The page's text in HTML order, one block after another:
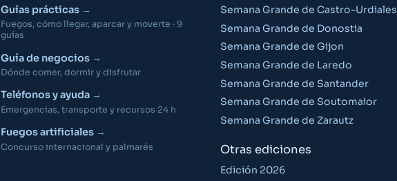
Guías prácticas
Fuegos, cómo llegar, aparcar y moverte · 9
guías
Guía de negocios
Dónde comer, dormir y disfrutar
Teléfonos y ayuda
Emergencias, transporte y recursos 24 h
Fuegos artificiales
Concurso internacional y palmarés
Semana Grande de Castro-Urdiales
Semana Grande de Donostia
Semana Grande de Gijon
Semana Grande de Laredo
Semana Grande de Santander
Semana Grande de Soutomaior
Semana Grande de Zarautz
Otras ediciones
Edición 2026